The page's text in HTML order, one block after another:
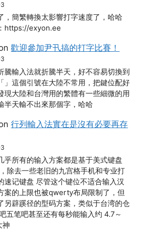
，簡繁轉換太影響打字速度了，哈哈
https://exyon.ee
歡迎參加尹卂搞的打字比賽！
騰輸入法就折騰半天，好不容易切換到
」這個引號在大陸不常用，把鍵位配好
現大陸和台灣用的繁體有一些細微的用
半天輸不出來那個字，哈哈
行列輸入法實在是沒有必要再存
乎所有的输入方案都是基于美式键盘
除去一些老旧的九宫格手机和专业打
速记键盘 尽管这个键位不适合输入汉
案的上限也被qwerty布局限制了，但
另辟蹊径的型码方案，类似于台湾的仓
五笔吧甚至还有每秒能输入约 4.7～
神